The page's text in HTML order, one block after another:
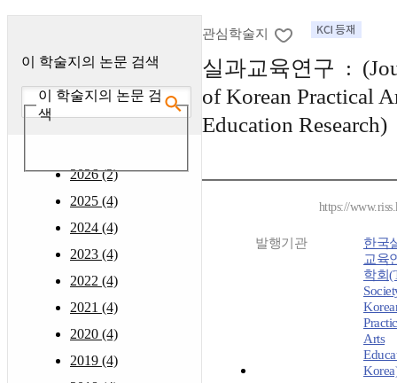
이 학술지의 논문 검색
이 학술지의 논문 검
색
2026 (2)
2025 (4)
2024 (4)
2023 (4)
2022 (4)
2021 (4)
2020 (4)
2019 (4)
관심학술지
실과교육연구 :
of Korean Practical
Education Research)
https://
발행기관
한국
교육
학회
Arts